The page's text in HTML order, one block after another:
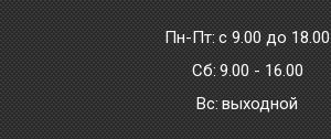
Пн-Пт:с 9.00 до 18.00
Сб: 9.00 - 16.00
Bc: выходной